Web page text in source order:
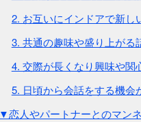
2. お互いにインドアで新し
3. 共通の趣味や盛り上がる
4. 交際が長くなり興味や関
5. 日頃から会話をする機会
▼恋人やパートナーとのマン